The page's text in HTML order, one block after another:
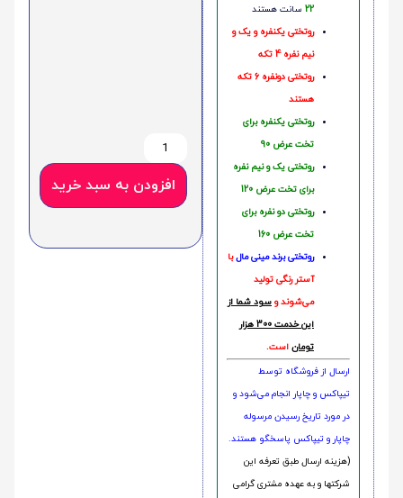
22 سانت هستند
روتختی یکنفره و یک و
نیم نفره 4 تکه
روتختی دونفره 6 تکه
هستند
روتختی یکنفره برای
تخت عرض 90
روتختی یک و نیم نفره
برای تخت عرض 120
روتختی دو نفره برای
تخت عرض 160
روتختی‌ برند مینی مالبا
آستر رنگی تولید
می‌شوند و سود شما از
این خدمت 300 هزار
تومان است.
ارسال از فروشگاه توسط
تیپاکس و چاپار انجام می‌شود و
در مورد تاریخ رسیدن مرسوله
چاپار و تیپاکس پاسخگو هستند.
(هزینه ارسال طبق تعرفه این
شرکتها و به عهده مشتری گرامی
افزودن به سبد خرید